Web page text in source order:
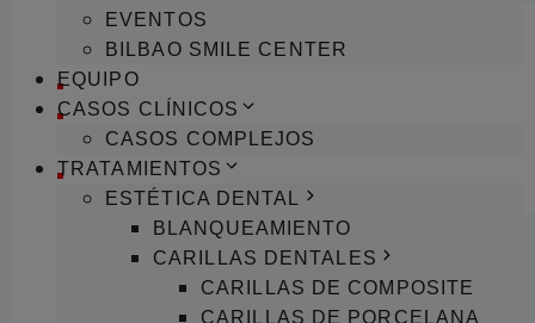
EVENTOS
BILBAO SMILE CENTER
EQUIPO
CASOS CLÍNICOS
CASOS COMPLEJOS
TRATAMIENTOS
ESTÉTICA DENTAL
BLANQUEAMIENTO
CARILLAS DENTALES
CARILLAS DE COMPOSITE
CARILLAS DE PORCELANA